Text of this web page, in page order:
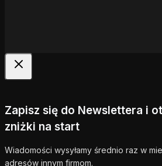
Zapisz się do Newslettera i
zniżki na start
Wiadomości wysyłamy średnio raz w
adresów innym firmom.